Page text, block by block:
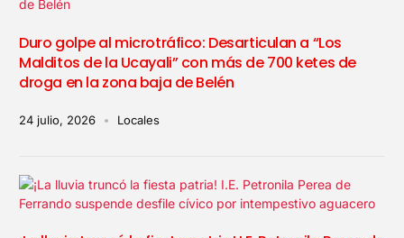
Duro golpe al microtráfico: Desarticulan a “Los
Malditos de la Ucayali” con más de 700 ketes de
droga en la zona baja de Belén
24 julio, 2026 Locales